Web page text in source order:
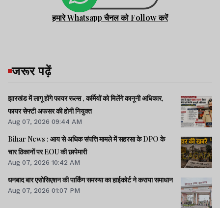
हमारे Whatsapp चैनल को Follow करें
जरूर पढ़ें
झारखंड में लागू होंगे फायर रूल्स , कर्मियों को मिलेंगे कानूनी अधिकार,
फायर सेफ्टी अफसर की होगी नियुक्त
Aug 07, 2026 09:44 AM
Bihar News : आय से अधिक संपत्ति मामले में सहरसा के DPO के
चार ठिकानों पर EOU की छापेमारी
Aug 07, 2026 10:42 AM
धनबाद बार एसोसिएशन की पार्किंग समस्या का हाईकोर्ट ने कराया समाधान
Aug 07, 2026 01:07 PM